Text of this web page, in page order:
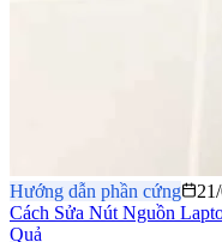
Hướng dẫn phần cứng
Cách Sửa Nút Nguồn
Quả